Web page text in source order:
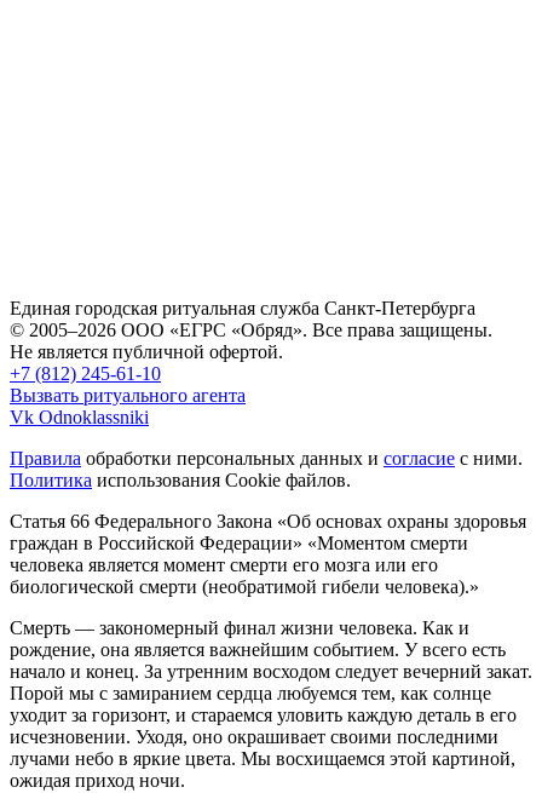
Единая городская ритуальная служба Санкт-Петербурга
© 2005–2026 ООО «ЕГРС «Обряд». Все права защищены.
Не является публичной офертой.
+7 (812) 245-61-10
Вызвать ритуального агента
Vk Odnoklassniki
Правила обработки персональных данных и согласие с ними.
Политика использования Cookie файлов.
Статья 66 Федерального Закона «Об основах охраны здоровья
граждан в Российской Федерации» «Моментом смерти
человека является момент смерти его мозга или его
биологической смерти (необратимой гибели человека).»
Смерть — закономерный финал жизни человека. Как и
рождение, она является важнейшим событием. У всего есть
начало и конец. За утренним восходом следует вечерний закат.
Порой мы с замиранием сердца любуемся тем, как солнце
уходит за горизонт, и стараемся уловить каждую деталь в его
исчезновении. Уходя, оно окрашивает своими последними
лучами небо в яркие цвета. Мы восхищаемся этой картиной,
ожидая приход ночи.